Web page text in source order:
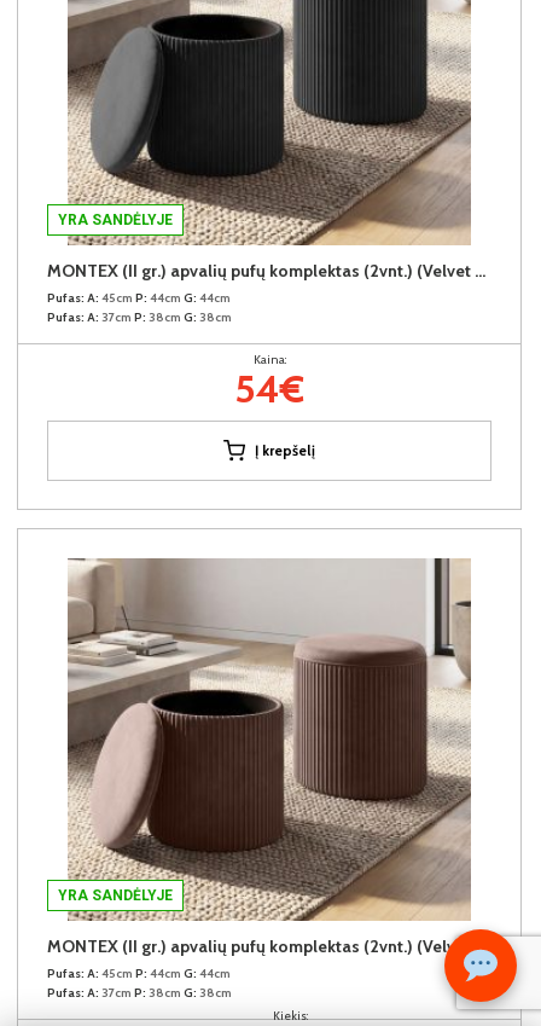
Kiekis:
YRA SANDĖLYJE
MONTEX (II gr.) apvalių pufų komplektas (2vnt.) (Velvet #80 Juodas)
Pufas: A: 45cm P: 44cm G: 44cm
Pufas: A: 37cm P: 38cm G: 38cm
Kaina:
54€
Į krepšelį
YRA SANDĖLYJE
MONTEX (II gr.) apvalių pufų komplektas (2vnt.) (Velvet #77 Tamsiai rudas)
Pufas: A: 45cm P: 44cm G: 44cm
Pufas: A: 37cm P: 38cm G: 38cm